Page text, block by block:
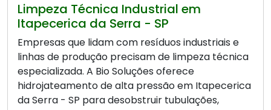
Limpeza Técnica Industrial em
Itapecerica da Serra - SP
Empresas que lidam com resíduos industriais e
linhas de produção precisam de limpeza técnica
especializada. A Bio Soluções oferece
hidrojateamento de alta pressão em Itapecerica
da Serra - SP para desobstruir tubulações,